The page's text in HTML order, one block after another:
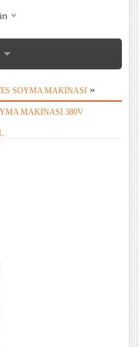
SOYMA MAKINASI »
MAKINASI 380V